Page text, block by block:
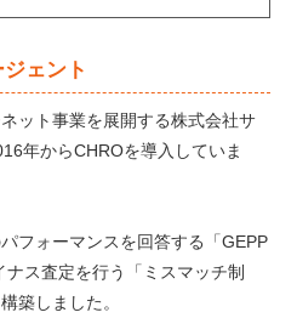
ェント
ット事業を展開する株式会社サ
年からCHROを導入していま
フォーマンスを回答する「GEPP
ス査定を行う「ミスマッチ制
築しました。